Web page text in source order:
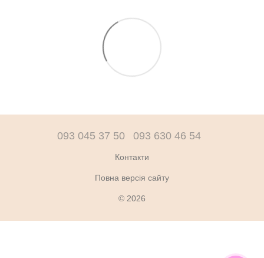
093 045 37 50 093 630 46 54
Контакти
Повна версія сайту
© 2026